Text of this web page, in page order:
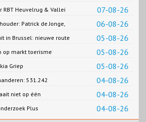
07-08-26
RBT Heuvelrug & Vallei
06-08-26
Patrick de Jonge,
05-08-26
in Brussel: nieuwe route
05-08-26
op markt toerisme
05-08-26
Griep
04-08-26
531.242
04-08-26
niet op één
04-08-26
Plus